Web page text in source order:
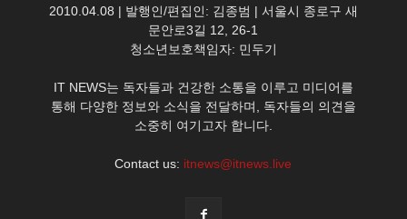
2010.04.08 | 발행인/편집인: 김종범 | 서울시 종로구 새
문안로3길 12, 26-1
청소년보호책임자: 민두기
IT NEWS는 독자들과 건강한 소통을 이루고 미디어를
통해 다양한 정보와 소식을 전달하며, 독자들의 의견을
소중히 여기고자 합니다.
Contact us: itnews@itnews.live